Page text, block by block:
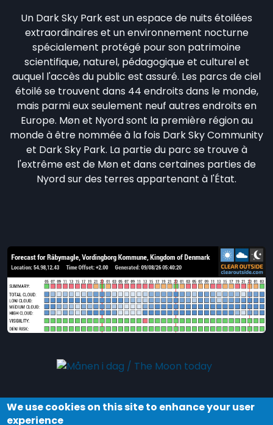
Un Dark Sky Park est un espace de nuits étoilées
extraordinaires et un environnement nocturne
spécialement protégé pour son patrimoine
scientifique, naturel, pédagogique et culturel et
auquel l'accès du public est assuré. Les parcs de ciel
étoilé se trouvent dans 44 endroits dans le monde,
mais parmi eux seulement neuf autres endroits en
Europe. Møn et Nyord sont la première région au
monde à être nommée à la fois Dark Sky Community
et Dark Sky Park. La partie du parc se trouve à
l'extrême est de Møn et dans certaines parties de
Nyord sur des terres appartenant à l'État.
Explorez la nuit et les étoiles dans Dark Sky
We use cookies on this site to enhance your user
experience